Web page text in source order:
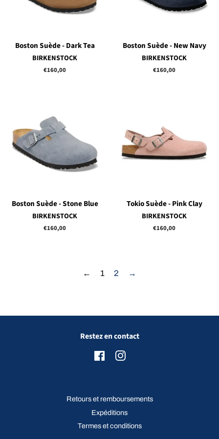
Boston Suède - Dark Tea
BIRKENSTOCK
Prix
€160,00
Boston Suède - New Navy
BIRKENSTOCK
Prix
€160,00
Boston Suède - Stone Blue
BIRKENSTOCK
Prix
€160,00
Tokio Suède - Pink Clay
BIRKENSTOCK
Prix
€160,00
← 1 2 →
Restez en contact
FacebookInstagram
Retours et remboursements
Expéditions
Termes et conditions